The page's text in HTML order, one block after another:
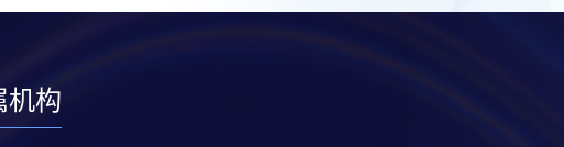
机构